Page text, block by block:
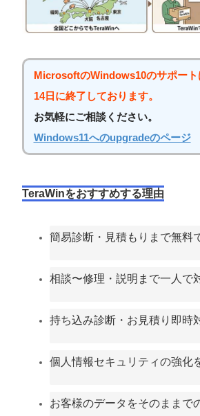
MicrosoftのWindows10のサポート
14日に終了しております。
お気軽にご相談ください。
Windows11へのupgradeのページ
TeraWinをおすすめする理由
簡易診断・見積もりまで無料
相談〜修理・説明まで一人で
持ち込み診断・お見積り即時
個人情報セキュリティの強化
お客様のデータをそのままで